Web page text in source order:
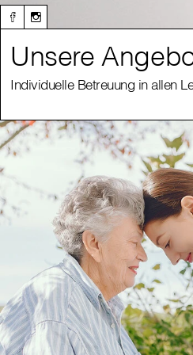
Unsere
Individuelle Betreuung in allen